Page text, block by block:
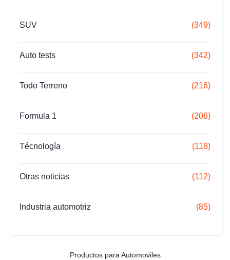
SUV (349)
Auto tests (342)
Todo Terreno (216)
Formula 1 (206)
Técnología (118)
Otras noticias (112)
Industria automotriz (85)
Productos para Automoviles